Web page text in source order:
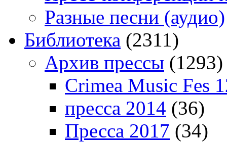
Разные песни (аудио)
Библиотека (2311)
Архив прессы (1293)
Crimea Music Fes
пресса 2014 (36)
Пресса 2017 (34)